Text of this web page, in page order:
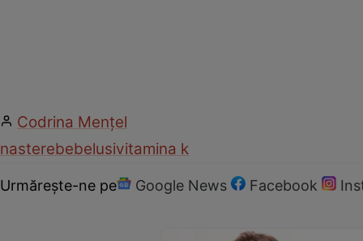
Codrina Mențel
nasterebebelusivitamina k
Urmărește-ne pe Google News Facebook